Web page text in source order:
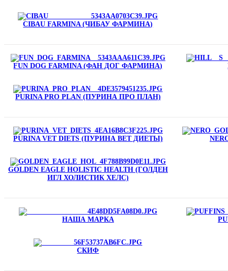
CIBAU FARMINA (ЧИБАУ ФАРМИНА)
FUN DOG FARMINA (ФАН ДОГ ФАРМИНА)
PURINA PRO PLAN (ПУРИНА ПРО ПЛАН)
PURINA VET DIETS (ПУРИНА ВЕТ ДИЕТЫ)
GOLDEN EAGLE HOLISTIC HEALTH (ГОЛДЕН
ИГЛ ХОЛИСТИК ХЕЛС)
НАША МАРКА
СКИФ